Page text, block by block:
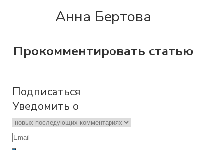
Анна Бертова
Прокомментировать статью
Подписаться
Уведомить о